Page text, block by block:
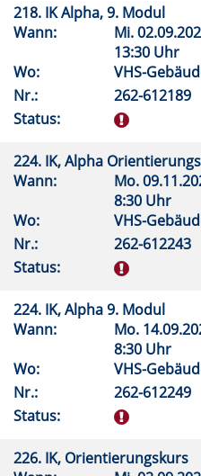
218. IK Alpha, 9. Modul
Wann:
Mi.
13:30 Uhr
Wo:
VHS-
Nr.:
262-612189
Status:
224. IK, Alpha
Wann:
Mo.
8:30 Uhr
Wo:
VHS-
Nr.:
262-612243
Status:
224. IK, Alpha 9. Modul
Wann:
Mo.
8:30 Uhr
Wo:
VHS-
Nr.:
262-612249
Status:
226. IK, Orientierungskurs